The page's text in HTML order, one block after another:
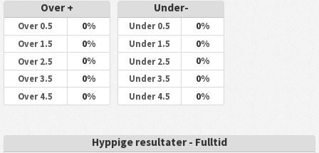
Over +
Over 0.5 0%
Over 1.5 0%
Over 2.5 0%
Over 3.5 0%
Over 4.5 0%
Under-
Under 0.5 0%
Under 1.5 0%
Under 2.5 0%
Under 3.5 0%
Under 4.5 0%
Hyppige resultater - Fulltid